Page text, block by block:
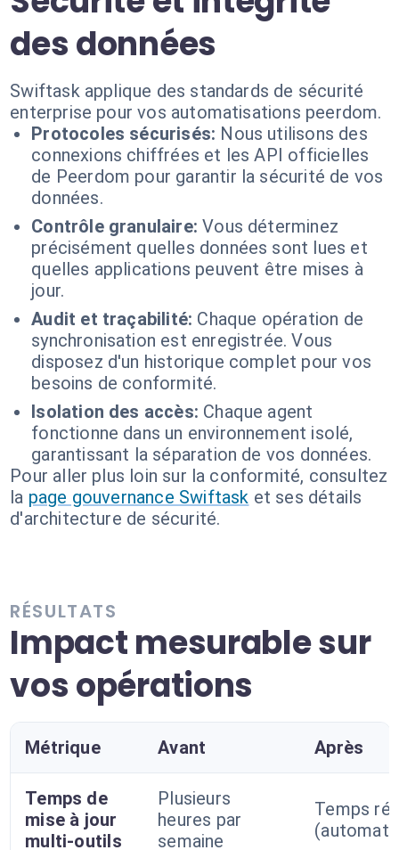
des données
Swiftask applique des standards de sécurité
enterprise pour vos automatisations peerdom.
Protocoles sécurisés: Nous utilisons des
connexions chiffrées et les API officielles
de Peerdom pour garantir la sécurité de vos
données.
Contrôle granulaire: Vous déterminez
précisément quelles données sont lues et
quelles applications peuvent être mises à
jour.
Audit et traçabilité: Chaque opération de
synchronisation est enregistrée. Vous
disposez d'un historique complet pour vos
besoins de conformité.
Isolation des accès: Chaque agent
fonctionne dans un environnement isolé,
garantissant la séparation de vos données.
Pour aller plus loin sur la conformité, consultez
la page gouvernance Swiftask et ses détails
d'architecture de sécurité.
RÉSULTATS
Impact mesurable sur
vos opérations
Métrique Avant Après
Temps de
mise à jour
multi-outils
Plusieurs
heures par
semaine
Temps